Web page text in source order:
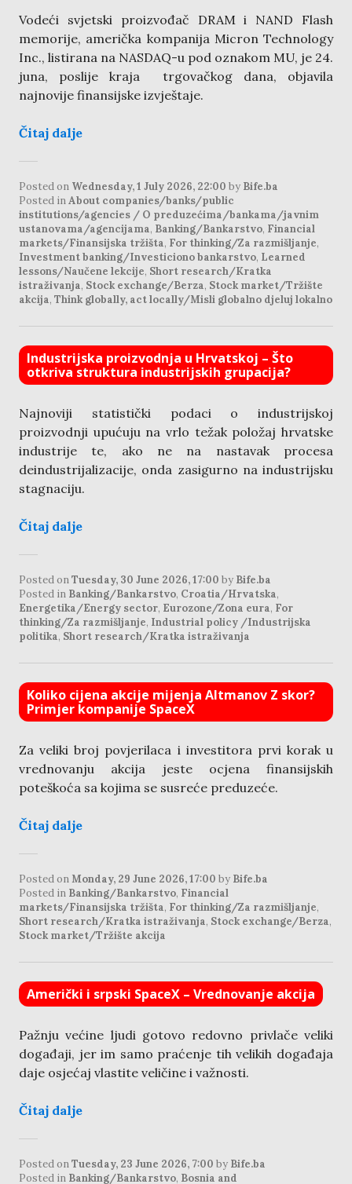
Vodeći svjetski proizvođač DRAM i NAND Flash
memorije, američka kompanija Micron Technology
Inc., listirana na NASDAQ-u pod oznakom MU, je 24.
juna, poslije kraja trgovačkog dana, objavila
najnovije finansijske izvještaje.
Čitaj dalje
Posted on Wednesday, 1 July 2026, 22:00 by Bife.ba
Posted inAbout companies/banks/public
institutions/agencies / O preduzećima/bankama/javnim
ustanovama/agencijama, Banking/Bankarstvo, Financial
markets/Finansijska tržišta, For thinking/Za razmišljanje,
Investment banking/Investiciono bankarstvo, Learned
lessons/Naučene lekcije, Short research/Kratka
istraživanja, Stock exchange/Berza, Stock market/Tržište
akcija, Think globally, act locally/Misli globalno djeluj lokalno
Industrijska proizvodnja u Hrvatskoj – Što
otkriva struktura industrijskih grupacija?
Najnoviji statistički podaci o industrijskoj
proizvodnji upućuju na vrlo težak položaj hrvatske
industrije te, ako ne na nastavak procesa
deindustrijalizacije, onda zasigurno na industrijsku
stagnaciju.
Čitaj dalje
Posted onTuesday, 30 June 2026, 17:00 by Bife.ba
Posted in Banking/Bankarstvo, Croatia/Hrvatska,
Energetika/Energy sector, Eurozone/Zona eura, For
thinking/Za razmišljanje, Industrial policy /Industrijska
politika, Short research/Kratka istraživanja
Koliko cijena akcije mijenja Altmanov Z skor?
Primjer kompanije SpaceX
Za veliki broj povjerilaca i investitora prvi korak u
vrednovanju akcija jeste ocjena finansijskih
poteškoća sa kojima se susreće preduzeće.
Čitaj dalje
Posted on Monday, 29 June 2026, 17:00 by Bife.ba
Posted in Banking/Bankarstvo, Financial
markets/Finansijska tržišta, For thinking/Za razmišljanje,
Short research/Kratka istraživanja, Stock exchange/Berza,
Stock market/Tržište akcija
Američki i srpski SpaceX – Vrednovanje akcija
Pažnju većine ljudi gotovo redovno privlače veliki
događaji, jer im samo praćenje tih velikih događaja
daje osjećaj vlastite veličine i važnosti.
Čitaj dalje
Posted onTuesday, 23 June 2026, 7:00 by Bife.ba
Posted in Banking/Bankarstvo, Bosnia and